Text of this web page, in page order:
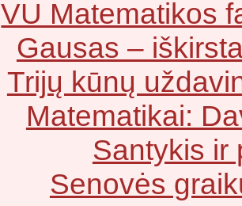
VU Matematikos
Gausas –
Trijų kūnų
Matematikai:
Santykis ir
Senovės